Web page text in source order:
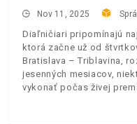
Nov 11, 2025
Diaľničiari pripomínajú
ktorá začne už od
Bratislava – Triblavina,
jesenných mesiacov,
vykonať počas živej